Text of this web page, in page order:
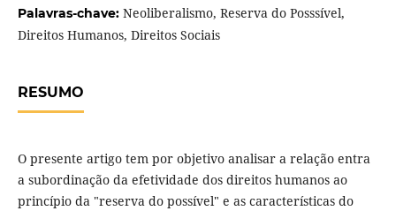
Palavras-chave: Neoliberalismo, Reserva do Posssível,
Direitos Humanos, Direitos Sociais
RESUMO
O presente artigo tem por objetivo analisar a relação entra
a subordinação da efetividade dos direitos humanos ao
princípio da "reserva do possível" e as características do